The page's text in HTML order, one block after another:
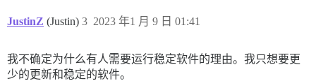
JustinZ (Justin) 2023 年1 月 9 日 01:41
3
我不确定为什么有人需要运行稳定软件的理由。我只想要更
少的更新和稳定的软件。